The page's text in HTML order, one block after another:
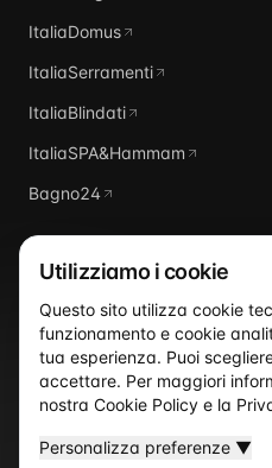
ItaliaDomus
ItaliaSerramenti
ItaliaBlindati
ItaliaSPA&Hammam
Bagno24
Italia
Utilizziamo i cookie
Questo sito utilizza cookie
funzionamento e cookie
tua esperienza. Puoi
accettare. Per maggiori
nostra Cookie Policy e la
Personalizza preferenze ▼